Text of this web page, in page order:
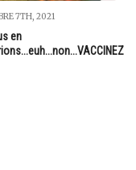
7TH, 2021
en